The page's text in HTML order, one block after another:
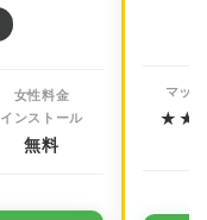
女性料金
インストール
無料
マッ